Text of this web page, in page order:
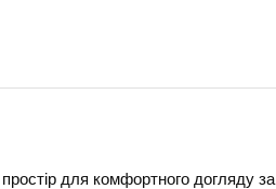
для комфортного догляду за